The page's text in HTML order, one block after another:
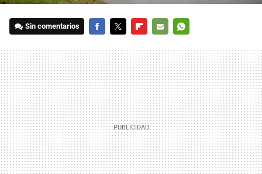
Sin comentarios
MAIL